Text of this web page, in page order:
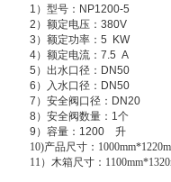
1 ）型号： NP1200-5
2 ）额定电压： 380V
3 ）额定功率： 5 KW
4）额定电流： 7.5 A
5 ）出水口径： DN50
6 ）入水口径： DN50
7 ）安全阀口径： DN20
8）安全阀数量： 1个
9 ）容量： 1200 升
10)产品尺寸：
11 ）木箱尺寸：